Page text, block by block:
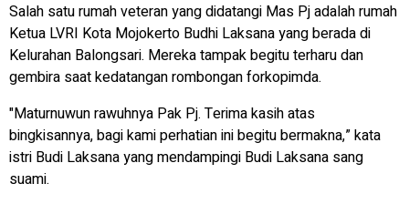
Salah satu rumah veteran yang didatangi Mas Pj adalah rumah
Ketua LVRI Kota Mojokerto Budhi Laksana yang berada di
Kelurahan Balongsari. Mereka tampak begitu terharu dan
gembira saat kedatangan rombongan forkopimda.
"Maturnuwun rawuhnya Pak Pj. Terima kasih atas
bingkisannya, bagi kami perhatian ini begitu bermakna,” kata
istri Budi Laksana yang mendampingi Budi Laksana sang
suami.